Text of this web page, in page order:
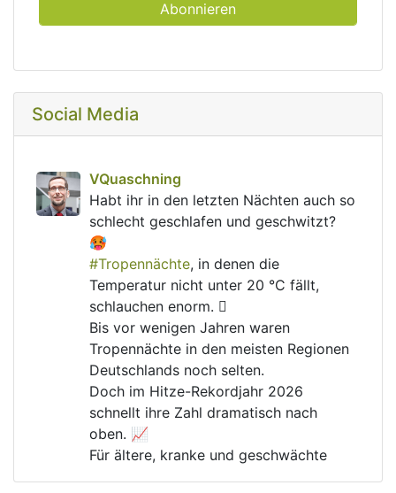
Social Media
VQuaschning avatar
VQuaschning
Habt ihr in den letzten Nächten auch so
schlecht geschlafen und geschwitzt?
🥵
#Tropennächte, in denen die
Temperatur nicht unter 20 °C fällt,
schlauchen enorm. 🫩
Bis vor wenigen Jahren waren
Tropennächte in den meisten Regionen
Deutschlands noch selten.
Doch im Hitze-Rekordjahr 2026
schnellt ihre Zahl dramatisch nach
oben. 📈
Für ältere, kranke und geschwächte